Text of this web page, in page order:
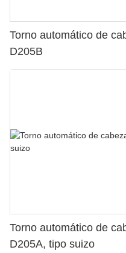
Torno automático de
D205B
Torno automático de
D205A, tipo suizo